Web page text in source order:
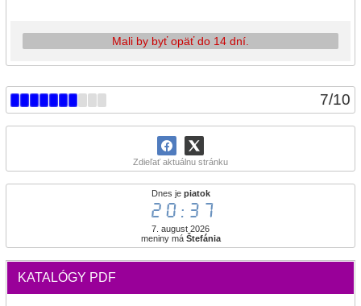
7/10
Zdieľať aktuálnu stránku
Dnes je piatok
20:37
7. august 2026
meniny má Štefánia
KATALÓGY PDF
Mali by byť opäť do 14 dní.